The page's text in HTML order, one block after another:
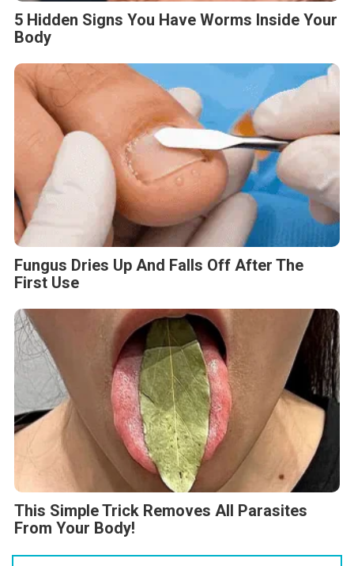
5 Hidden Signs You Have Worms Inside Your
Body
Fungus Dries Up And Falls Off After The
First Use
This Simple Trick Removes All Parasites
From Your Body!